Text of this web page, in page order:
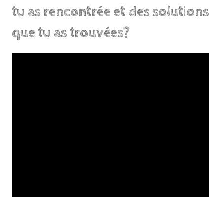
tu as rencontrée et des solutions
que tu as trouvées?